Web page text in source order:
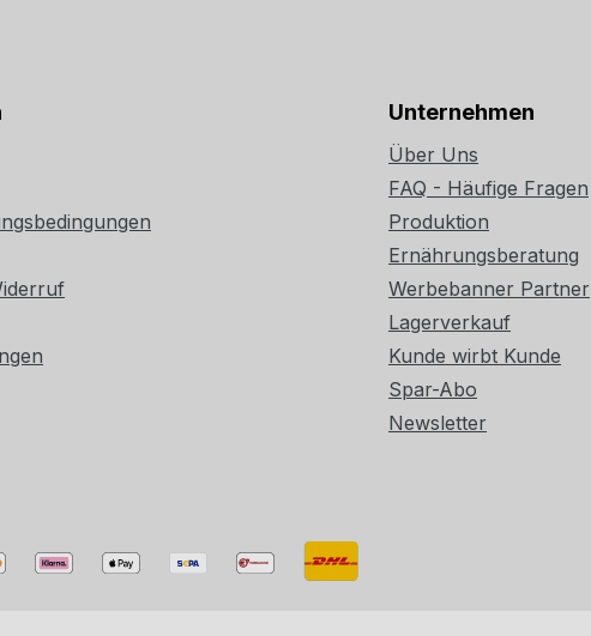
Unternehmen
Über Uns
FAQ - Häufige Fragen
Produktion
Ernährungsberatung
Werbebanner Partner
Lagerverkauf
Kunde wirbt Kunde
Spar-Abo
Newsletter